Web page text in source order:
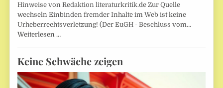
Hinweise von Redaktion literaturkritik.de Zur Quelle
wechseln Einbinden fremder Inhalte im Web ist keine
Urheberrechtsverletzung! (Der EuGH - Beschluss vom…
Weiterlesen …
Keine Schwäche zeigen